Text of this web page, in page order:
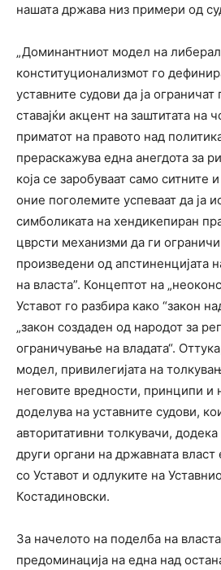
нашата држава низ примери од
„Доминантниот модел на
конституционализмот го
уставните судови да ја ограничат
ставајќи акцент на заштитата на
приматот на правото над
прераскажува една анегдота за
која се заробуваат само ситните
оние поголемите успеваат да ја
симболиката на хендикепиран
цврсти механизми да ги
произведени од апстиненцијата
на власта”. Концептот на
Уставот го разбира како “закон
„закон создаден од народот за
ограничување на владата“.
модел, привилегијата на
неговите вредности, принципи и
доделува на уставните судови,
авторитативни толкувачи, додека
други органи на државната власт
со Уставот и одлуките на
Костадиновски.
За начелото на поделба на
предоминација на една над